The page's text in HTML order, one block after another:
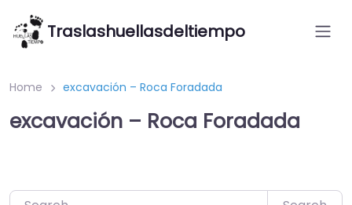
Saltar
contenido
Traslashuellasdeltiempo
Home excavación – Roca Foradada
excavación – Roca Foradada